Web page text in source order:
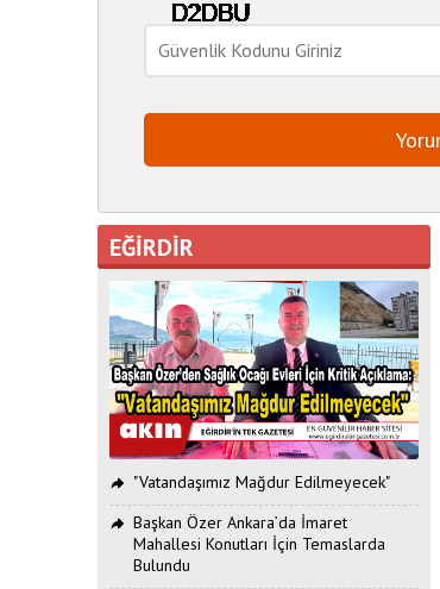
EĞİRDİR
"Vatandaşımız Mağdur Edilmeyecek"
Başkan Özer Ankara’da İmaret
Mahallesi Konutları İçin Temaslarda
Bulundu